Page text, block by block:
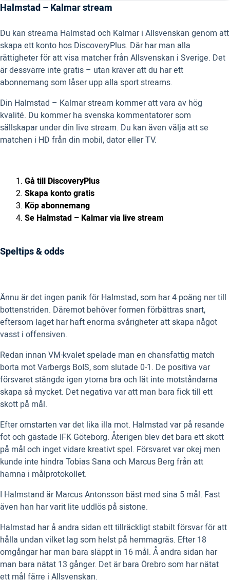
Halmstad – Kalmar stream
Du kan streama Halmstad och Kalmar i Allsvenskan genom att
skapa ett konto hos DiscoveryPlus. Där har man alla
rättigheter för att visa matcher från Allsvenskan i Sverige. Det
är dessvärre inte gratis – utan kräver att du har ett
abonnemang som låser upp alla sport streams.
Din Halmstad – Kalmar stream kommer att vara av hög
kvalité. Du kommer ha svenska kommentatorer som
sällskapar under din live stream. Du kan även välja att se
matchen i HD från din mobil, dator eller TV.
Gå till DiscoveryPlus
Skapa konto gratis
Köp abonnemang
Se Halmstad – Kalmar via live stream
Speltips & odds
Ännu är det ingen panik för Halmstad, som har 4 poäng ner till
bottenstriden. Däremot behöver formen förbättras snart,
eftersom laget har haft enorma svårigheter att skapa något
vasst i offensiven.
Redan innan VM-kvalet spelade man en chansfattig match
borta mot Varbergs BoIS, som slutade 0-1. De positiva var
försvaret stängde igen ytorna bra och lät inte motståndarna
skapa så mycket. Det negativa var att man bara fick till ett
skott på mål.
Efter omstarten var det lika illa mot. Halmstad var på resande
fot och gästade IFK Göteborg. Återigen blev det bara ett skott
på mål och inget vidare kreativt spel. Försvaret var okej men
kunde inte hindra Tobias Sana och Marcus Berg från att
hamna i målprotokollet.
I Halmstand är Marcus Antonsson bäst med sina 5 mål. Fast
även han har varit lite uddlös på sistone.
Halmstad har å andra sidan ett tillräckligt stabilt försvar för att
hålla undan vilket lag som helst på hemmagräs. Efter 18
omgångar har man bara släppt in 16 mål. Å andra sidan har
man bara nätat 13 gånger. Det är bara Örebro som har nätat
ett mål färre i Allsvenskan.